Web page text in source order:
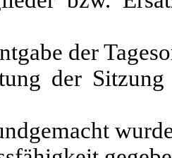
der
der Sitzung